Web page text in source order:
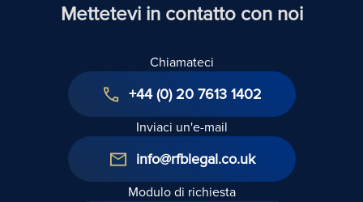
Mettetevi in contatto con noi
Chiamateci
+44 (0) 20 7613 1402
Inviaci un'e-mail
info@rfblegal.co.uk
Modulo di richiesta